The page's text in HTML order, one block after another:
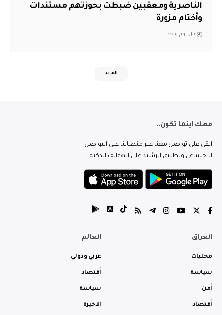
الناصرية ومعقبين ضبطت بحوزتهم مستندات
وأختام مزورة
قبل يوم واحد
المزيد
معك اينما تكون..
ابقى على تواصل معنا عبر منصاتنا على التواصل
الاجتماعي وتطبيق الرشيد على الهواتف الذكية.
العراق
محليات
سياسة
أمن
أقتصاد
العالم
عربي ودولي
أقتصاد
سياسة
الاخيرة